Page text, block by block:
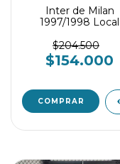
Inter de Milan
1997/1998 Local
$204.500
$154.000
COMPRAR